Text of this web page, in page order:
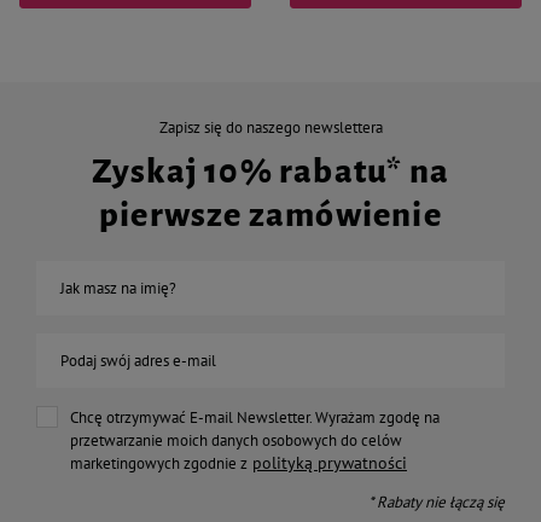
Zapisz się do naszego newslettera
Zyskaj 10% rabatu* na
pierwsze zamówienie
Jak masz na imię?
Podaj swój adres e-mail
Chcę otrzymywać E-mail Newsletter. Wyrażam zgodę na
przetwarzanie moich danych osobowych do celów
marketingowych zgodnie z polityką prywatności
* Rabaty nie łączą się